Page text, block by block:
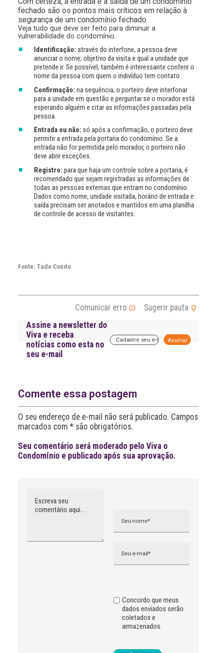
fechado são os pontos mais críticos em relação à
segurança de um condomínio fechado.
Veja tudo que deve ser feito para diminuir a
vulnerabilidade do condomínio.
Identificação:a​​través do interfone, a pessoa deve
anunciar o nome, objetivo da visita e qual a unidade que
pretende ir. Se possível, também é interessante conferir o
nome da pessoa com quem o indivíduo tem contato.
Confirmação:na sequência, o porteiro deve interfonar
para a unidade em questão e perguntar se o morador está
esperando alguém e citar as informações passadas pela
pessoa.
Entrada ou não:só após a confirmação, o porteiro deve
permitir a entrada pela portaria do condomínio. Se a
entrada não for permitida pelo morador, o porteiro não
deve abrir exceções.
Registro: para que haja um controle sobre a portaria, é
recomendado que sejam registradas as informações de
todas as pessoas externas que entram no condomínio.
Dados como nome, unidade visitada, horário de entrada e
saída precisam ser anotados e mantidos em uma planilha
de controle de acesso de visitantes.
Fonte: Tudo Condo
Comunicar erro
Sugerir pauta
Assine a newsletter do
Viva e receba
notícias como esta no
seu e-mail
i
v
Comente essa postagem
O seu endereço de e-mail não será publicado. Campos
marcados com * são obrigatórios.
Seu comentário será moderado pelo Viva o
Condomínio e publicado após sua aprovação.
Concordo que meus
dados enviados serão
coletados e
armazenados.
n